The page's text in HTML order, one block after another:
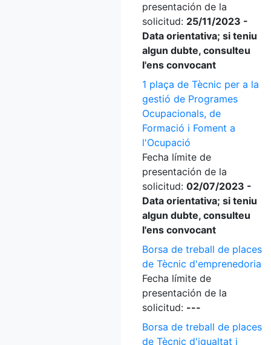
presentación de la
solicitud: 25/11/2023 -
Data orientativa; si teniu
algun dubte, consulteu
l'ens convocant
1 plaça de Tècnic per a la
gestió de Programes
Ocupacionals, de
Formació i Foment a
l'Ocupació
Fecha límite de
presentación de la
solicitud: 02/07/2023 -
Data orientativa; si teniu
algun dubte, consulteu
l'ens convocant
Borsa de treball de places
de Tècnic d'emprenedoria
Fecha límite de
presentación de la
solicitud: ---
Borsa de treball de places
de Tècnic d'igualtat i